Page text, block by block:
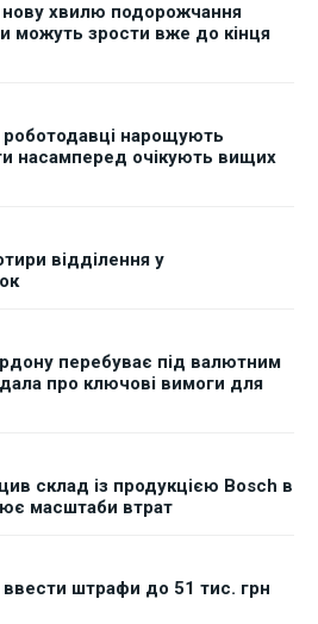
хвилю подорожчання
можуть зрости вже до кінця
роботодавці нарощують
насамперед очікують вищих
відділення у
перебуває під валютним
про ключові вимоги для
склад із продукцією Bosch в
масштаби втрат
ввести штрафи до 51 тис. грн